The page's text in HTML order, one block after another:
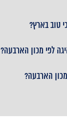
טוב בארץ?
לפי מכון הארבעה?
הארבעה?